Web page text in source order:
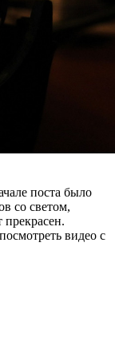
поста было
со светом,
видео с